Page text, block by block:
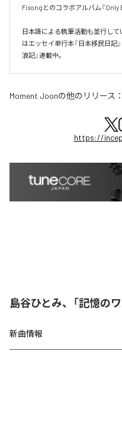
Fisongとのコラボアルバム『Only
日本語による執筆活動も並行して
はエッセイ単行本『日本移民日記
浪記』連載中。
Moment Joonの他のリリース：
https://
島谷ひとみ、「記憶の
新曲情報